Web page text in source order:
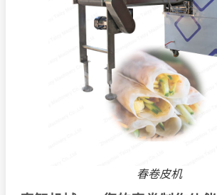
春卷皮机